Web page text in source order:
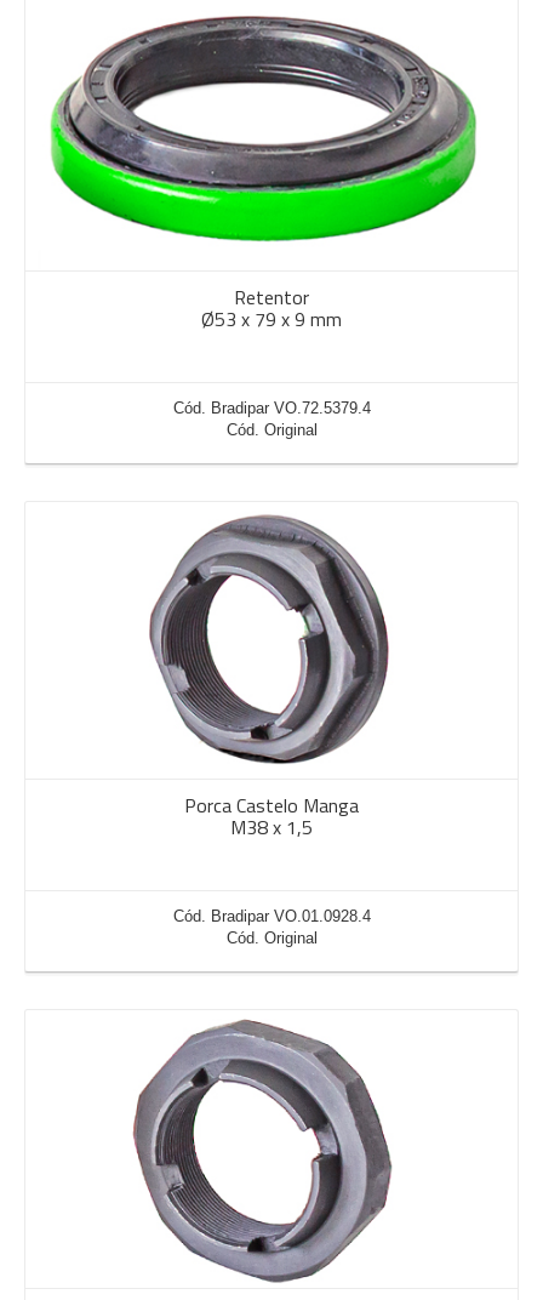
Retentor
Ø53 x 79 x 9 mm
Cód. Bradipar VO.72.5379.4
Cód. Original
Porca Castelo Manga
M38 x 1,5
Cód. Bradipar VO.01.0928.4
Cód. Original